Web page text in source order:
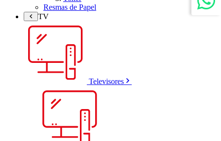
Resmas de Papel
TV
Televisores